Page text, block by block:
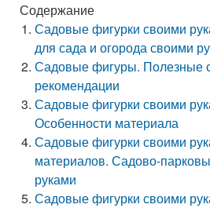
Содержание
Садовые фигурки своими
для сада и огорода своими
Садовые фигуры. Полезные
рекомендации
Садовые фигурки своими
Особенности материала
Садовые фигурки своими
материалов. Садово-
руками
Садовые фигурки своими